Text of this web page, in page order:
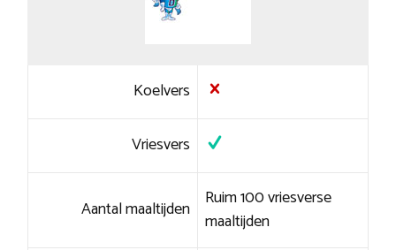
Koelvers
Vriesvers
Aantal maaltijden Ruim 100 vriesverse
maaltijden